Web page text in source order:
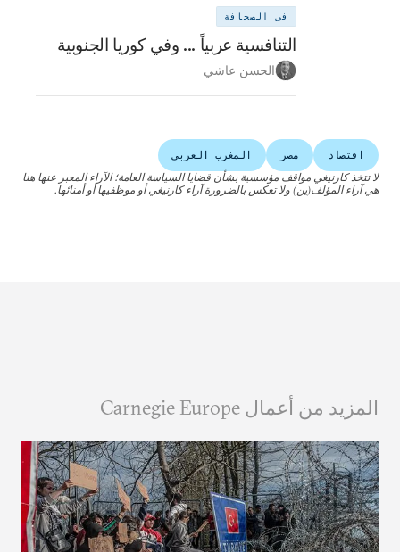
في الصحافة
التنافسية عربياً ... وفي كوريا الجنوبية
الحسن عاشي
اقتصاد مصر
المغرب العربي
لا تتخذ كارنيغي مواقف مؤسسية بشأن قضايا السياسة العامة؛ الآراء المعبر عنها هنا
هي آراء المؤلف(ين) ولا تعكس بالضرورة آراء كارنيغي أو موظفيها أو أمنائها.
المزيد من أعمال Carnegie Europe